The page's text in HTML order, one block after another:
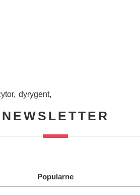
dyrygent,
NEWSLETTER
Popularne